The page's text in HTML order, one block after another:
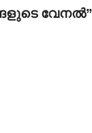
വേനൽ”